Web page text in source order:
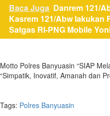
Baca Juga Danrem 121/
Kasrem 121/Abw lakukan
Satgas RI-PNG Mobile
Motto Polres Banyuasin “SIAP
“Simpatik, Inovatif, Amanah dan
Tags: Polres Banyuasin